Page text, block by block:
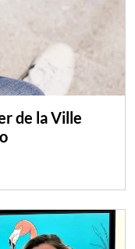
de la Ville